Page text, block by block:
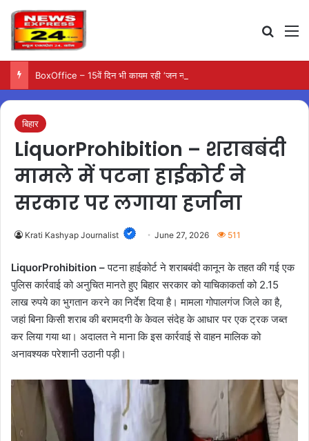
बिहार
LiquorProhibition – शराबबंदी
मामले में पटना हाईकोर्ट ने
सरकार पर लगाया हर्जाना
Krati Kashyap Journalist June 27, 2026 511
LiquorProhibition –पटना हाईकोर्ट ने शराबबंदी कानून के तहत की गई एक
पुलिस कार्रवाई को अनुचित मानते हुए बिहार सरकार को याचिकाकर्ता को 2.15
लाख रुपये का भुगतान करने का निर्देश दिया है। मामला गोपालगंज जिले का है,
जहां बिना किसी शराब की बरामदगी के केवल संदेह के आधार पर एक ट्रक जब्त
कर लिया गया था। अदालत ने माना कि इस कार्रवाई से वाहन मालिक को
अनावश्यक परेशानी उठानी पड़ी।